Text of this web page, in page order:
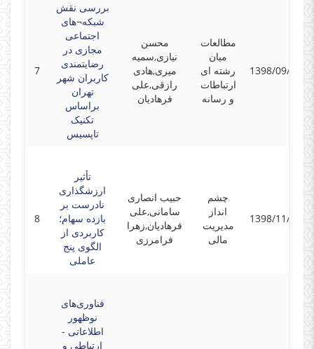
7
بررسی نقش
شبکه¬های
اجتماعی
مجازی در
رضایتمندی
کاربران شهر
تهران
براساس
تکنیک
تاپسیس
محسن
نیازی,سمیه
میری,هادی
رازقی,علی
فرهادیان
مطالعات
میان
رشته ای
ارتباطات
و رسانه
1398/09/17
8
تأثیر
ارزشگذاری
نادرست بر
بازده سهام؛
کاربردی از
الگوی پنج
عاملی
حبیب انصاری
سامانی,علی
فرهادیان,زهرا
فرامرزی
چشم
انداز
مدیریت
مالی
1398/11/15
فناوری‌های
نوظهور
اطلاعاتی -
ارتباطی و